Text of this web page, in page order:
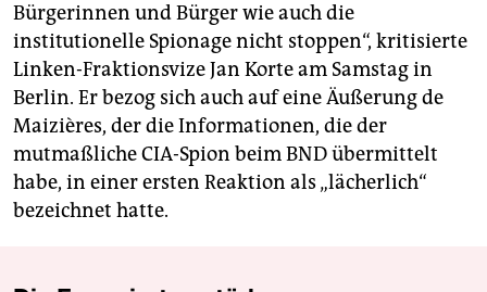
Bürgerinnen und Bürger wie auch die
institutionelle Spionage nicht stoppen“, kritisierte
Linken-Fraktionsvize Jan Korte am Samstag in
Berlin. Er bezog sich auch auf eine Äußerung de
Maizières, der die Informationen, die der
mutmaßliche CIA-Spion beim BND übermittelt
habe, in einer ersten Reaktion als „lächerlich“
bezeichnet hatte.